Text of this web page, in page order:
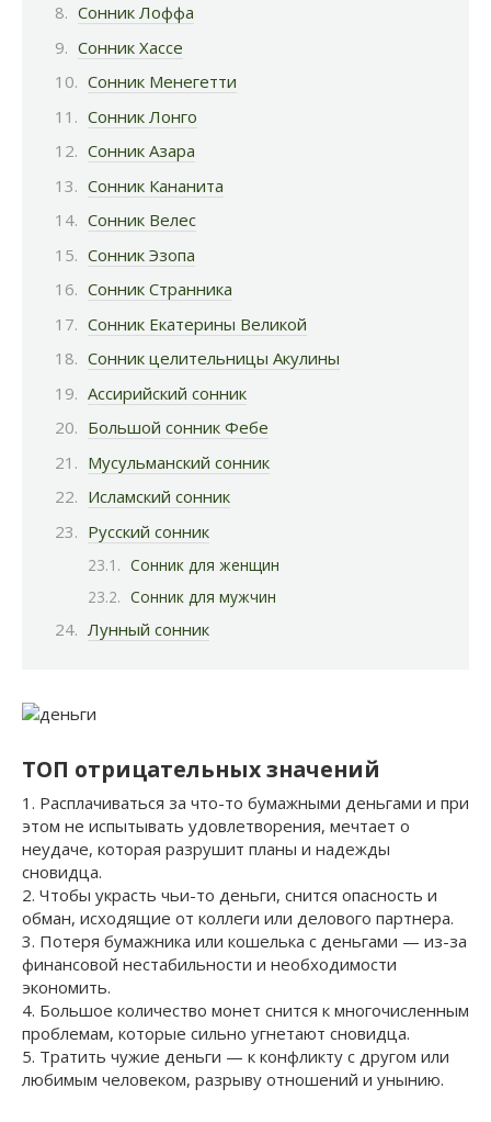
Сонник Лоффа
Сонник Хассе
Сонник Менегетти
Сонник Лонго
Сонник Азара
Сонник Кананита
Сонник Велес
Сонник Эзопа
Сонник Странника
Сонник Екатерины Великой
Сонник целительницы Акулины
Ассирийский сонник
Большой сонник Фебе
Мусульманский сонник
Исламский сонник
Русский сонник
Сонник для женщин
Сонник для мужчин
Лунный сонник
ТОП отрицательных значений
1. Расплачиваться за что-то бумажными деньгами и при
этом не испытывать удовлетворения, мечтает о
неудаче, которая разрушит планы и надежды
сновидца.
2. Чтобы украсть чьи-то деньги, снится опасность и
обман, исходящие от коллеги или делового партнера.
3. Потеря бумажника или кошелька с деньгами — из-за
финансовой нестабильности и необходимости
экономить.
4. Большое количество монет снится к многочисленным
проблемам, которые сильно угнетают сновидца.
5. Тратить чужие деньги — к конфликту с другом или
любимым человеком, разрыву отношений и унынию.